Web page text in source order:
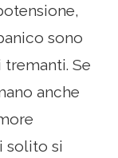
sono
Se
anche
solito si